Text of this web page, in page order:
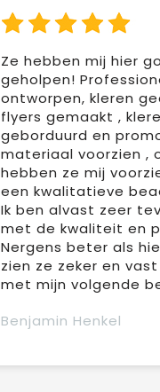
Ze hebben mij hier
geholpen!
ontworpen, kleren
flyers gemaakt ,
geborduurd en
materiaal voorzien ,
hebben ze mij
een kwalitatieve
Ik ben alvast zeer
met de kwaliteit en
Nergens beter als
zien ze zeker en
met mijn volgende
Benjamin Henkel